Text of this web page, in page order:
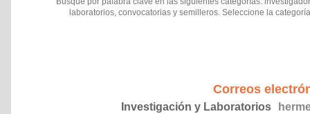
laboratorios, convocatorias y semilleros. Seleccione la
Correos
Investigación y Laboratorios